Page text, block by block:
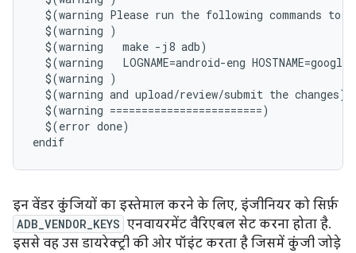
$(warning Please run the following commands to
  $(warning )
  $(warning   make -j8 adb)
$(warning   LOGNAME=android-eng
  $(warning )
  $(warning and upload/review/submit the changes)
  $(warning ========================)
  $(error done)
इन वेंडर कुंजियों का इस्तेमाल करने के लिए, इंजीनियर को सिर्फ़
ADB_VENDOR_KEYS एनवायरमेंट वैरिएबल सेट करना होता है.
इससे वह उस डायरेक्ट्री की ओर पॉइंट करता है जिसमें कुंजी जोड़े